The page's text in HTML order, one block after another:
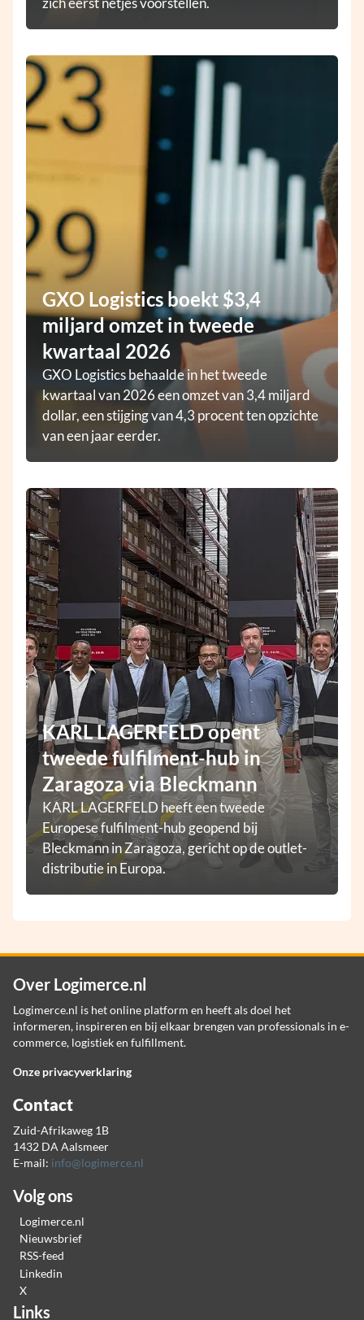
GXO Logistics boekt $3,4
miljard omzet in tweede
kwartaal 2026
GXO Logistics behaalde in het tweede
kwartaal van 2026 een omzet van 3,4 miljard
dollar, een stijging van 4,3 procent ten opzichte
van een jaar eerder.
KARL LAGERFELD opent
tweede fulfilment-hub in
Zaragoza via Bleckmann
KARL LAGERFELD heeft een tweede
Europese fulfilment-hub geopend bij
Bleckmann in Zaragoza, gericht op de outlet-
distributie in Europa.
Over Logimerce.nl
Logimerce.nl is het online platform en heeft als doel het
informeren, inspireren en bij elkaar brengen van professionals in e-
commerce, logistiek en fulfillment.
Onze privacyverklaring
Contact
Zuid-Afrikaweg 1B
1432 DA Aalsmeer
E-mail: info@logimerce.nl
Volg ons
Logimerce.nl
Nieuwsbrief
RSS-feed
Linkedin
X
Links